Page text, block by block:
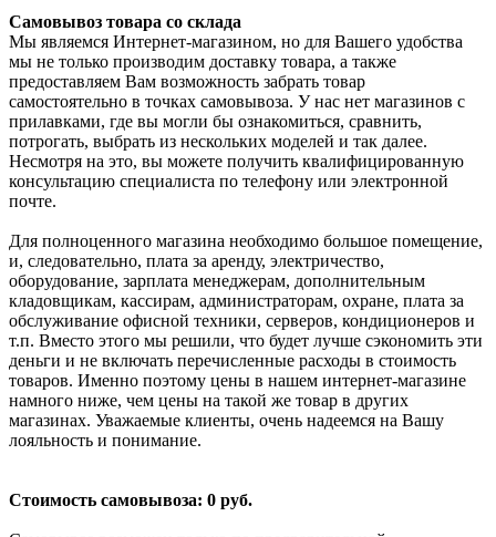
Самовывоз товара со склада
Мы являемся Интернет-магазином, но для Вашего удобства
мы не только производим доставку товара, а также
предоставляем Вам возможность забрать товар
самостоятельно в точках самовывоза. У нас нет магазинов с
прилавками, где вы могли бы ознакомиться, сравнить,
потрогать, выбрать из нескольких моделей и так далее.
Несмотря на это, вы можете получить квалифицированную
консультацию специалиста по телефону или электронной
почте.
Для полноценного магазина необходимо большое помещение,
и, следовательно, плата за аренду, электричество,
оборудование, зарплата менеджерам, дополнительным
кладовщикам, кассирам, администраторам, охране, плата за
обслуживание офисной техники, серверов, кондиционеров и
т.п. Вместо этого мы решили, что будет лучше сэкономить эти
деньги и не включать перечисленные расходы в стоимость
товаров. Именно поэтому цены в нашем интернет-магазине
намного ниже, чем цены на такой же товар в других
магазинах. Уважаемые клиенты, очень надеемся на Вашу
лояльность и понимание.
Стоимость самовывоза: 0 руб.